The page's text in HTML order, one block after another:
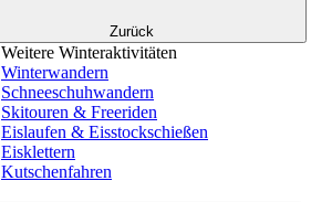
Zurück
Weitere Winteraktivitäten
Winterwandern
Schneeschuhwandern
Skitouren & Freeriden
Eislaufen & Eisstockschießen
Eisklettern
Kutschenfahren